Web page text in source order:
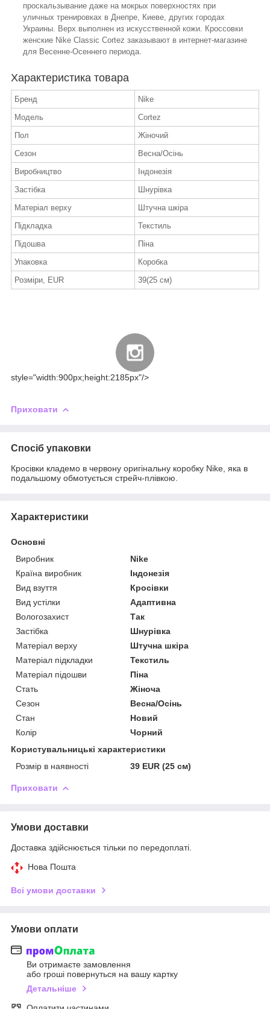
проскальзывание даже на мокрых поверхностях при
уличных тренировках в Днепре, Киеве, других городах
Украины. Верх выполнен из искусственной кожи. Кроссовки
женские Nike Classic Cortez заказывают в интернет-магазине
для Весенне-Осеннего периода.
Характеристика товара
Бренд
Nike
Модель
Cortez
Пол
Жіночий
Сезон
Весна/Осінь
Виробництво
Індонезія
Застібка
Шнурівка
Матеріал верху
Штучна шкіра
Підкладка
Текстиль
Підошва
Піна
Упаковка
Коробка
Розміри, EUR
39(25 см)
style="width:900px;height:2185px"/>
Приховати
Спосіб упаковки
Кросівки кладемо в червону оригінальну коробку Nike, яка в
подальшому обмотується стрейч-плівкою.
Характеристики
Основні
Виробник
Nike
Країна виробник
Індонезія
Вид взуття
Кросівки
Вид устілки
Адаптивна
Вологозахист
Так
Застібка
Шнурівка
Матеріал верху
Штучна шкіра
Матеріал підкладки
Текстиль
Матеріал підошви
Піна
Стать
Жіноча
Сезон
Весна/Осінь
Стан
Новий
Колір
Чорний
Користувальницькі характеристики
Розмір в наявності
39 EUR (25 см)
Приховати
Умови доставки
Доставка здійснюється тільки по передоплаті.
Нова Пошта
Всі умови доставки
Умови оплати
Ви отримаєте замовлення
або гроші повернуться на вашу картку
Детальніше